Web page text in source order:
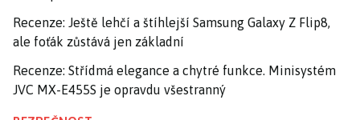
Recenze: Ještě lehčí a štíhlejší Samsung Galaxy Z Flip8,
ale foťák zůstává jen základní
Recenze: Střídmá elegance a chytré funkce. Minisystém
JVC MX-E455S je opravdu všestranný